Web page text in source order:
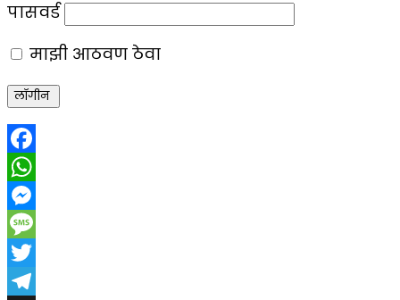
पासवर्ड
माझी आठवण ठेवा
Facebook
WhatsApp
Messenger
Message
Twitter